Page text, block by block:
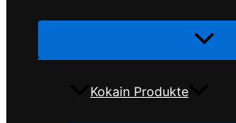
Menü
Kokain Produkte